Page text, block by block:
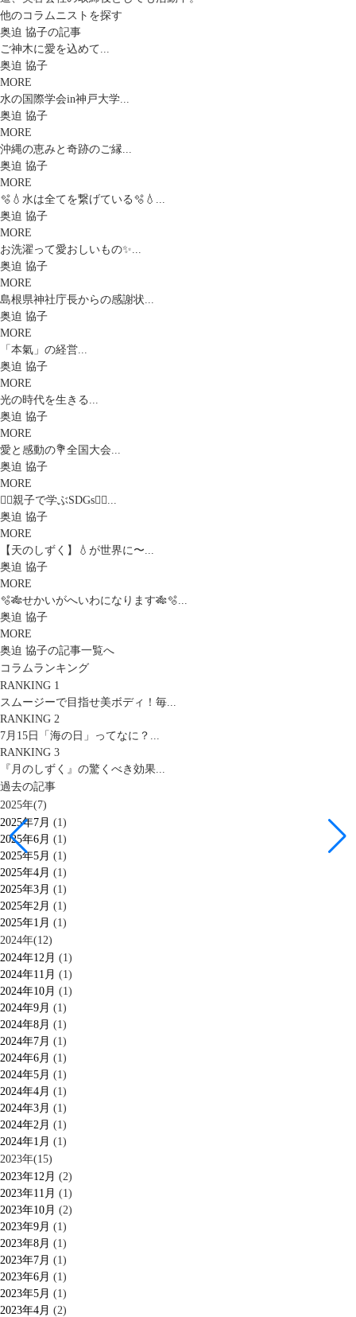
他のコラムニストを探す
奥迫 協子の記事
ご神木に愛を込めて...
奥迫 協子
MORE
水の国際学会in神戸大学...
奥迫 協子
MORE
沖縄の恵みと奇跡のご縁...
奥迫 協子
MORE
🫧💧水は全てを繋げている🫧💧...
奥迫 協子
MORE
お洗濯って愛おしいもの✨...
奥迫 協子
MORE
島根県神社庁長からの感謝状...
奥迫 協子
MORE
「本氣」の経営...
奥迫 協子
MORE
光の時代を生きる...
奥迫 協子
MORE
愛と感動の💐全国大会...
奥迫 協子
MORE
🧚‍♀️親子で学ぶSDGs🧚‍♀️...
奥迫 協子
MORE
【天のしずく】💧が世界に〜...
奥迫 協子
MORE
🫧🎋せかいがへいわになります🎋🫧...
奥迫 協子
MORE
奥迫 協子の記事一覧へ
コラムランキング
RANKING 1
スムージーで目指せ美ボディ！毎...
RANKING 2
7月15日「海の日」ってなに？...
RANKING 3
『月のしずく』の驚くべき効果...
過去の記事
2025年(7)
2025年7月 (1)
2025年6月 (1)
2025年5月 (1)
2025年4月 (1)
2025年3月 (1)
2025年2月 (1)
2025年1月 (1)
2024年(12)
2024年12月 (1)
2024年11月 (1)
2024年10月 (1)
2024年9月 (1)
2024年8月 (1)
2024年7月 (1)
2024年6月 (1)
2024年5月 (1)
2024年4月 (1)
2024年3月 (1)
2024年2月 (1)
2024年1月 (1)
2023年(15)
2023年12月 (2)
2023年11月 (1)
2023年10月 (2)
2023年9月 (1)
2023年8月 (1)
2023年7月 (1)
2023年6月 (1)
2023年5月 (1)
2023年4月 (2)